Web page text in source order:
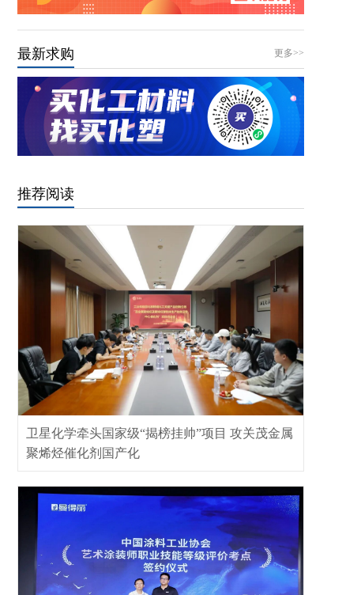
最新求购 更多>>
推荐阅读
卫星化学牵头国家级“揭榜挂帅”项目 攻关茂金属
聚烯烃催化剂国产化